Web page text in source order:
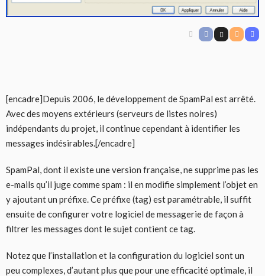
[encadre]Depuis 2006, le développement de SpamPal est arrêté.
Avec des moyens extérieurs (serveurs de listes noires)
indépendants du projet, il continue cependant à identifier les
messages indésirables.[/encadre]
SpamPal, dont il existe une version française, ne supprime pas les
e-mails qu’il juge comme spam : il en modifie simplement l’objet en
y ajoutant un préfixe. Ce préfixe (tag) est paramétrable, il suffit
ensuite de configurer votre logiciel de messagerie de façon à
filtrer les messages dont le sujet contient ce tag.
Notez que l’installation et la configuration du logiciel sont un
peu complexes, d’autant plus que pour une efficacité optimale, il